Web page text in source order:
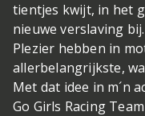
tientjes kwijt, in het
nieuwe verslaving bij.
Plezier hebben in
allerbelangrijkste,
Met dat idee in m´n
Go Girls Racing